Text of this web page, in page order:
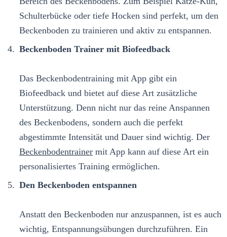
Schulterbücke oder tiefe Hocken sind perfekt, um den
Beckenboden zu trainieren und aktiv zu entspannen.
Beckenboden Trainer mit Biofeedback
Das Beckenbodentraining mit App gibt ein
Biofeedback und bietet auf diese Art zusätzliche
Unterstützung. Denn nicht nur das reine Anspannen
des Beckenbodens, sondern auch die perfekt
abgestimmte Intensität und Dauer sind wichtig. Der
Beckenbodentrainer mit App kann auf diese Art ein
personalisiertes Training ermöglichen.
Den Beckenboden entspannen
Anstatt den Beckenboden nur anzuspannen, ist es auch
wichtig, Entspannungsübungen durchzuführen. Ein